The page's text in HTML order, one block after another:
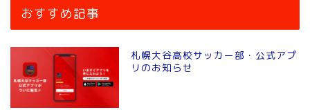
おすすめ記事
札幌大谷高校サッカー部・公式アプ
リのお知らせ